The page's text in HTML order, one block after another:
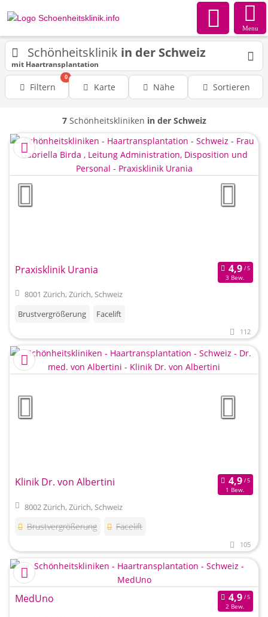
Menu
Schönheitsklinik in der Schweiz
mit Haartransplantation
Filtern
0
Karte Nähe Sortieren
7Schönheitskliniken in der Schweiz
Praxisklinik Urania
3 Bew.
8001 Zürich, Zürich, Schweiz
Brustvergrößerung
Facelift
112
Klinik Dr. von Albertini
1 Bew.
8002 Zürich, Zürich, Schweiz
Brustvergrößerung Facelift
105
MedUno
2 Bew.